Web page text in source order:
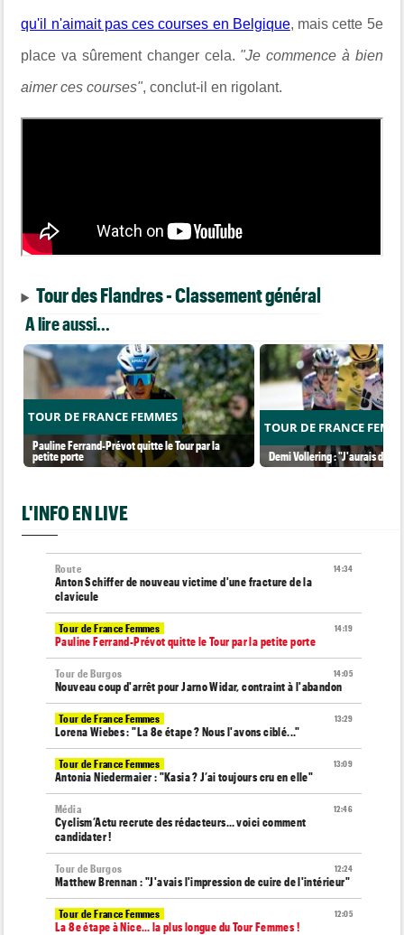
qu'il n'aimait pas ces courses en Belgique, mais cette 5e
place va sûrement changer cela. "Je commence à bien
aimer ces courses", conclut-il en rigolant.
Tour des Flandres - Classement général
A lire aussi...
TOUR DE FRANCE FEMMES
Pauline Ferrand-Prévot quitte le Tour par la
petite porte
TOUR DE FRANCE
Demi Vollering : "J'aurais dû
L'INFO EN LIVE
14:34
Route
Anton Schiffer de nouveau victime d'une fracture de la
clavicule
14:19
Tour de France Femmes
Pauline Ferrand-Prévot quitte le Tour par la petite porte
14:05
Tour de Burgos
Nouveau coup d'arrêt pour Jarno Widar, contraint à l'abandon
13:29
Tour de France Femmes
Lorena Wiebes : "La 8e étape ? Nous l'avons ciblé..."
13:09
Tour de France Femmes
Antonia Niedermaier : "Kasia ? J’ai toujours cru en elle"
12:46
Média
Cyclism’Actu recrute des rédacteurs… voici comment
candidater !
12:24
Tour de Burgos
Matthew Brennan : "J'avais l'impression de cuire de l'intérieur"
12:05
Tour de France Femmes
La 8e étape à Nice… la plus longue du Tour Femmes !